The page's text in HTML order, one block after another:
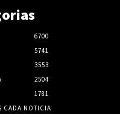
6700
5741
3553
2504
1781
CADA NOTICIA